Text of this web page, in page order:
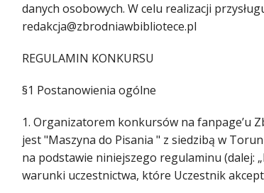
danych osobowych. W celu realizacji
redakcja@zbrodniawbibliotece.pl
REGULAMIN KONKURSU
§1 Postanowienia ogólne
1. Organizatorem konkursów na fanpage’u
jest "Maszyna do Pisania " z siedzibą w
na podstawie niniejszego regulaminu (dalej:
warunki uczestnictwa, które Uczestnik